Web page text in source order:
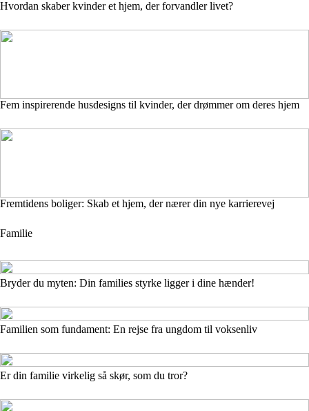
Hvordan skaber kvinder et hjem, der forvandler livet?
Fem inspirerende husdesigns til kvinder, der drømmer om deres hjem
Fremtidens boliger: Skab et hjem, der nærer din nye karrierevej
Familie
Bryder du myten: Din families styrke ligger i dine hænder!
Familien som fundament: En rejse fra ungdom til voksenliv
Er din familie virkelig så skør, som du tror?